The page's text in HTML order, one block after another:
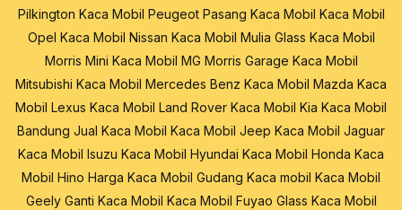
Pilkington Kaca Mobil Peugeot Pasang Kaca Mobil Kaca Mobil
Opel Kaca Mobil Nissan Kaca Mobil Mulia Glass Kaca Mobil
Morris Mini Kaca Mobil MG Morris Garage Kaca Mobil
Mitsubishi Kaca Mobil Mercedes Benz Kaca Mobil Mazda Kaca
Mobil Lexus Kaca Mobil Land Rover Kaca Mobil Kia Kaca Mobil
Bandung Jual Kaca Mobil Kaca Mobil Jeep Kaca Mobil Jaguar
Kaca Mobil Isuzu Kaca Mobil Hyundai Kaca Mobil Honda Kaca
Mobil Hino Harga Kaca Mobil Gudang Kaca mobil Kaca Mobil
Geely Ganti Kaca Mobil Kaca Mobil Fuyao Glass Kaca Mobil